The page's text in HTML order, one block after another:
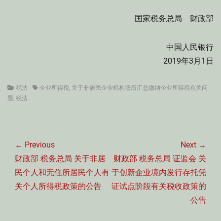
国家税务总局 财政部
中国人民银行
2019年3月1日
Categories
税法 Tags企业所得税, 关于非居民企业机构场所汇总缴纳企业所得税有关问
题, 税法
章
导
航
← Previous
Previous
post:
财政部 税务总局 关于非居
民个人和无住所居民个人有
关个人所得税政策的公告
Next →
Next
post:
财政部 税务总局 证监会 关
于创新企业境内发行存托凭
证试点阶段有关税收政策的
公告